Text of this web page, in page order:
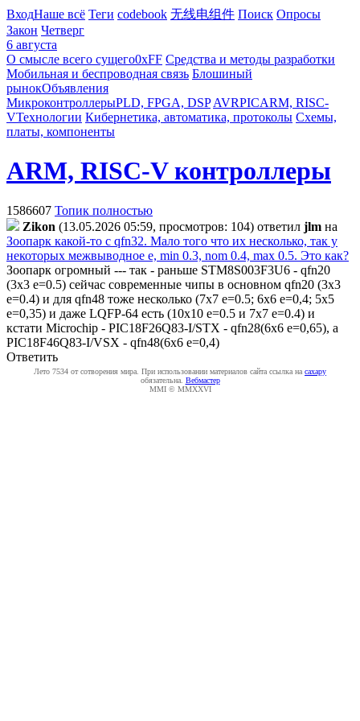
ВходНаше всё Теги codebook 无线电组件 Поиск Опросы
Закон Четверг
6 августа
О смысле всего сущего0xFF Средства и методы разработки
Мобильная и беспроводная связь Блошиный
рынокОбъявления
МикроконтроллерыPLD, FPGA, DSP AVRPICARM, RISC-
VТехнологии Кибернетика, автоматика, протоколы Схемы,
платы, компоненты
ARM, RISC-V контроллеры
1586607 Топик полностью
Zikon (13.05.2026 05:59, просмотров: 104) ответил jlm на
Зоопарк какой-то с qfn32. Мало того что их несколько, так у
некоторых межвыводное e, min 0.3, nom 0.4, max 0.5. Это как?
Зоопарк огромный --- так - раньше STM8S003F3U6 - qfn20
(3x3 e=0.5) сейчас современные чипы в основном qfn20 (3x3
e=0.4) и для qfn48 тоже несколько (7x7 e=0.5; 6x6 e=0,4; 5x5
e=0,35) и даже LQFP-64 есть (10x10 e=0.5 и 7x7 e=0.4) и
кстати Microchip - PIC18F26Q83-I/STX - qfn28(6x6 e=0,65), а
PIC18F46Q83-I/VSX - qfn48(6x6 e=0,4)
Ответить
Лето 7534 от сотворения мира. При использовании материалов сайта ссылка на caxapу
обязательна. Вебмастер
MMI © MMXXVI